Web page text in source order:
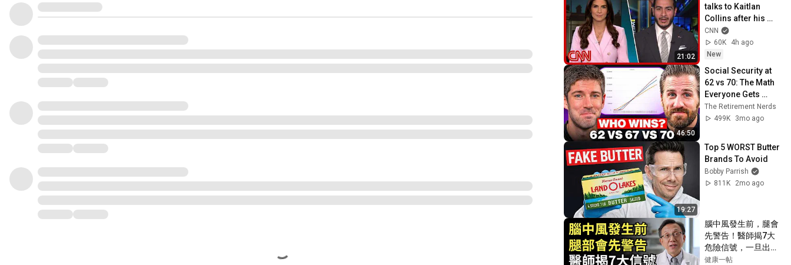
21:02
talks to Kaitlan
Collins after his
Michigan primary
win
CNN
60K
4h ago
New
46:50
Social Security at
62 vs 70: The Math
Everyone Gets
Wrong
The Retirement Nerds
499K
3mo ago
19:27
Top 5 WORST Butter
Brands To Avoid
Bobby Parrish
811K
2mo ago
腦中風發生前，腿會
先警告！醫師揭7大
危險信號，一旦出現
盡快就醫｜健康一帖
健康一帖